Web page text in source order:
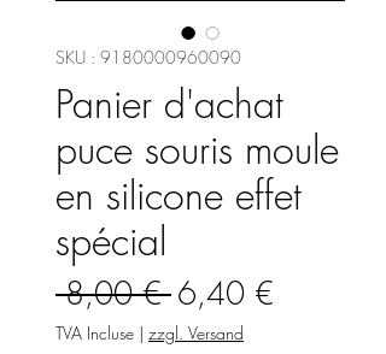
SKU : 9180000960090
Panier d'achat
puce souris moule
en silicone effet
spécial
8,00 € Prix
original
6,40 €
TVA Incluse | zzgl. Versand